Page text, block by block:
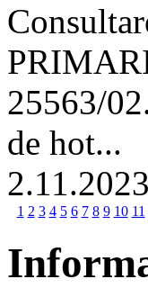
25563/
de hot...
1 2 3 4 5 6 7 8 9 10 11